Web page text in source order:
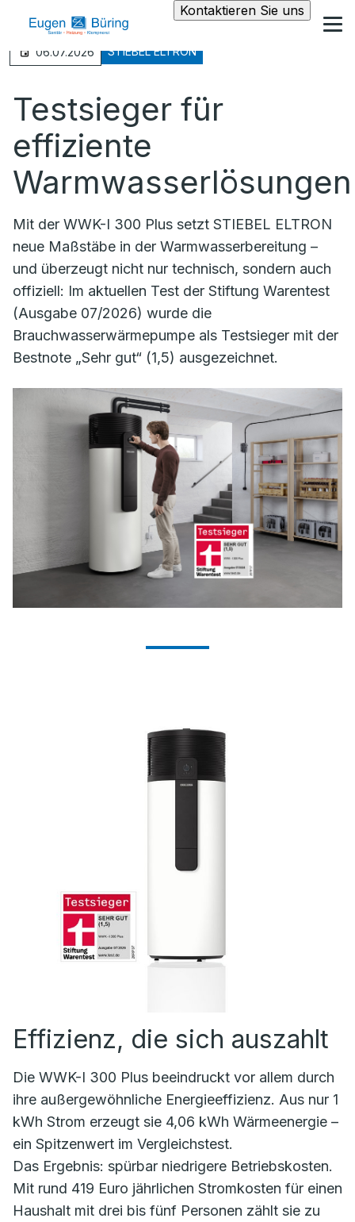
Kontaktieren Sie uns
06.07.2026 STIEBEL ELTRON
Testsieger für
effiziente
Warmwasserlösungen
Mit der WWK-I 300 Plus setzt STIEBEL ELTRON
neue Maßstäbe in der Warmwasserbereitung –
und überzeugt nicht nur technisch, sondern auch
offiziell: Im aktuellen Test der Stiftung Warentest
(Ausgabe 07/2026) wurde die
Brauchwasserwärmepumpe als Testsieger mit der
Bestnote „Sehr gut“ (1,5) ausgezeichnet.
Effizienz, die sich auszahlt
Die WWK-I 300 Plus beeindruckt vor allem durch
ihre außergewöhnliche Energieeffizienz. Aus nur 1
kWh Strom erzeugt sie 4,06 kWh Wärmeenergie –
ein Spitzenwert im Vergleichstest.
Das Ergebnis: spürbar niedrigere Betriebskosten.
Mit rund 419 Euro jährlichen Stromkosten für einen
Haushalt mit drei bis fünf Personen zählt sie zu